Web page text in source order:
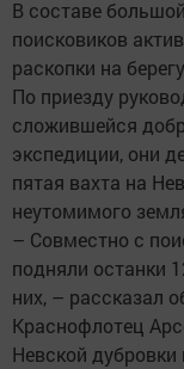
В составе
поисковиков
раскопки на
По приезду
сложившейся
экспедиции, они
пятая вахта на
неутомимого
– Совместно с
подняли останки
них, – рассказал
Краснофлотец
Невской